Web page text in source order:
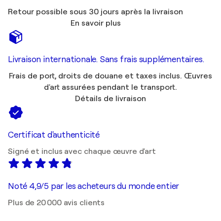
Retour possible sous 30 jours après la livraison
En savoir plus
Livraison internationale. Sans frais supplémentaires.
Frais de port, droits de douane et taxes inclus. Œuvres
d'art assurées pendant le transport.
Détails de livraison
Certificat d'authenticité
Signé et inclus avec chaque œuvre d'art
Noté 4,9/5 par les acheteurs du monde entier
Plus de 20 000 avis clients